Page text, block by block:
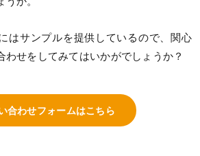
はサンプルを提供しているので、関心
わせをしてみてはいかがでしょうか？
合わせフォームはこちら